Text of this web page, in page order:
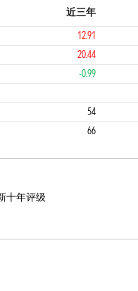
近三年
12.91
20.44
-0.99
4
54
66
十年评级